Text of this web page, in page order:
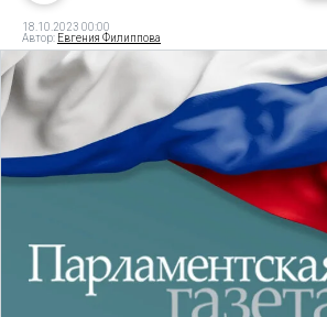
18.10.2023 00:00
Автор: Евгения Филиппова